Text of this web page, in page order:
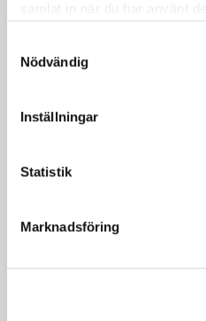
samlat in när du har använt
Nödvändig
Inställningar
Statistik
Marknadsföring
Little Anne QCPR
Rea pris:4.118,75